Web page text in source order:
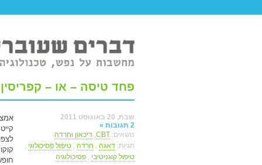
פחד טיסה – או –
שבת, 20 באוגוסט 2011
2 תגובות »
נושאים: CBT
, דיכאון וחרדה
תגיות: דאגה , חרדה , טיפול פסיכולוגי ,
טיפול קוגניטיבי , פסיכולוגיה